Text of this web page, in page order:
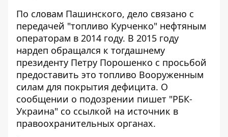
По словам Пашинского, дело связано с
передачей "топливо Курченко" нефтяным
операторам в 2014 году. В 2015 году
нардеп обращался к тогдашнему
президенту Петру Порошенко с просьбой
предоставить это топливо Вооруженным
силам для покрытия дефицита. О
сообщении о подозрении пишет "РБК-
Украина" со ссылкой на источник в
правоохранительных органах.